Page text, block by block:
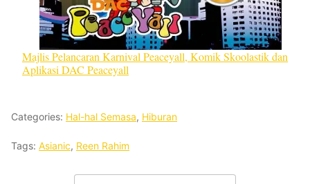
Majlis Pelancaran Karnival Peaceyall, Komik Skoolastik dan
Aplikasi DAC Peaceyall
Categories: Hal-hal Semasa, Hiburan
Tags: Asianic, Reen Rahim